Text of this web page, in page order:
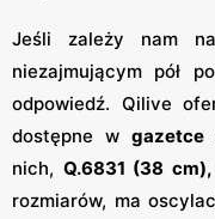
Jeśli zależy nam
niezajmującym pół
odpowiedź. Qilive
dostępne w gazetce
nich, Q.6831 (38
rozmiarów, ma